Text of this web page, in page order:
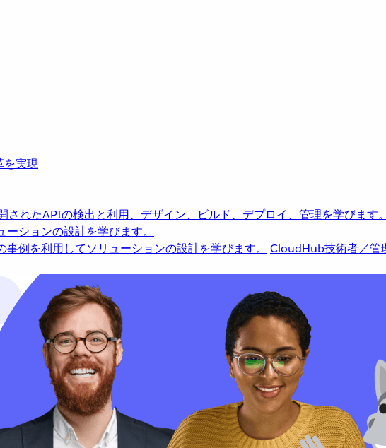
を実現
されたAPIの検出と利用、デザイン、ビルド、デプロイ、管理を学びます。
ションの設計を学びます。
例を利用してソリューションの設計を学びます。 CloudHub技術者／管